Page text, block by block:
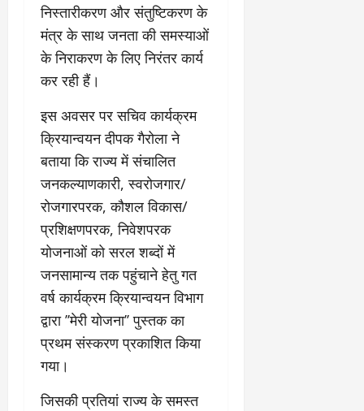
निस्तारीकरण और संतुष्टिकरण के
मंत्र के साथ जनता की समस्याओं
के निराकरण के लिए निरंतर कार्य
कर रही हैं।
इस अवसर पर सचिव कार्यक्रम
क्रियान्वयन दीपक गैरोला ने
बताया कि राज्य में संचालित
जनकल्याणकारी, स्वरोजगार/
रोजगारपरक, कौशल विकास/
प्रशिक्षणपरक, निवेशपरक
योजनाओं को सरल शब्दों में
जनसामान्य तक पहुंचाने हेतु गत
वर्ष कार्यक्रम क्रियान्वयन विभाग
द्वारा ’’मेरी योजना’’ पुस्तक का
प्रथम संस्करण प्रकाशित किया
गया।
जिसकी प्रतियां राज्य के समस्त